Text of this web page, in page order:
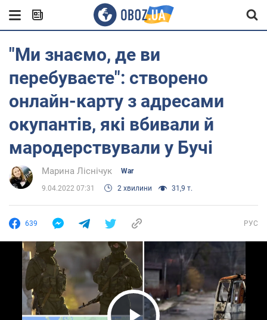
"Ми знаємо, де ви
перебуваєте": створено
онлайн-карту з адресами
окупантів, які вбивали й
мародерствували у Бучі
Марина Ліснічук War
9.04.2022 07:31 2 хвилини 31,9 т.
639 РУС